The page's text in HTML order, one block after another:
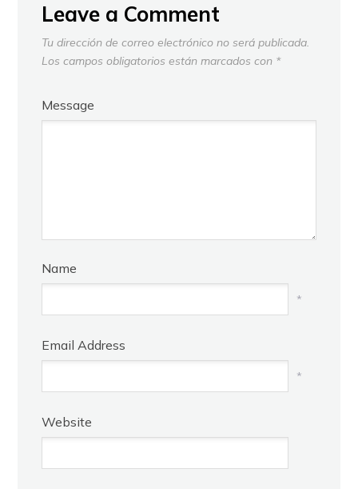
Leave a Comment
Tu dirección de correo electrónico no será publicada.
Los campos obligatorios están marcados con *
Message
Name
*
Email Address
*
Website